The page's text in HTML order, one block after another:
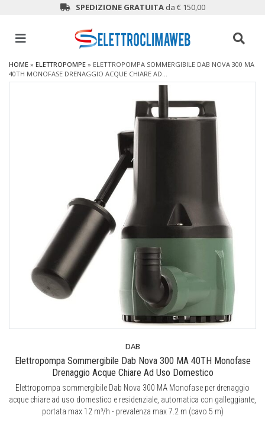
SPEDIZIONE GRATUITAda € 150,00
HOME » ELETTROPOMPE » ELETTROPOMPA SOMMERGIBILE DAB NOVA 300 MA
40TH MONOFASE DRENAGGIO ACQUE CHIARE AD...
DAB
Elettropompa Sommergibile Dab Nova 300 MA 40TH Monofase
Drenaggio Acque Chiare Ad Uso Domestico
Elettropompa sommergibile Dab Nova 300 MA Monofase per drenaggio
acque chiare ad uso domestico e residenziale, automatica con galleggiante,
portata max 12 m³/h - prevalenza max 7.2 m (cavo 5 m)